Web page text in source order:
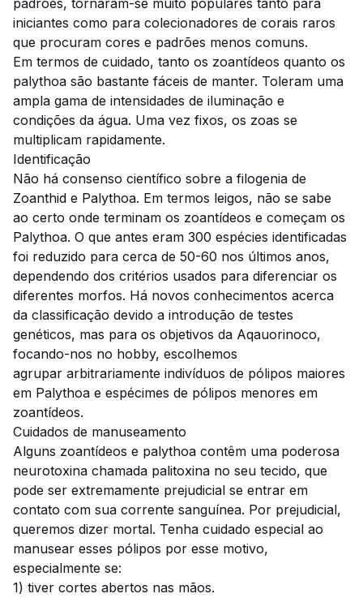
padrões, tornaram-se muito populares tanto para
iniciantes como para colecionadores de corais raros
que procuram cores e padrões menos comuns.
Em termos de cuidado, tanto os zoantídeos quanto os
palythoa são bastante fáceis de manter. Toleram uma
ampla gama de intensidades de iluminação e
condições da água. Uma vez fixos, os zoas se
multiplicam rapidamente.
Identificação
Não há consenso científico sobre a filogenia de
Zoanthid e Palythoa. Em termos leigos, não se sabe
ao certo onde terminam os zoantídeos e começam os
Palythoa. O que antes eram 300 espécies identificadas
foi reduzido para cerca de 50-60 nos últimos anos,
dependendo dos critérios usados ​​para diferenciar os
diferentes morfos. Há novos conhecimentos acerca
da classificação devido a introdução de testes
genéticos, mas para os objetivos da Aqauorinoco,
focando-nos no hobby, escolhemos
agrupar arbitrariamente indivíduos de pólipos maiores
em Palythoa e espécimes de pólipos menores em
zoantídeos.
Cuidados de manuseamento
Alguns zoantídeos e palythoa contêm uma poderosa
neurotoxina chamada palitoxina no seu tecido, que
pode ser extremamente prejudicial se entrar em
contato com sua corrente sanguínea. Por prejudicial,
queremos dizer mortal. Tenha cuidado especial ao
manusear esses pólipos por esse motivo,
especialmente se:
1) tiver cortes abertos nas mãos.